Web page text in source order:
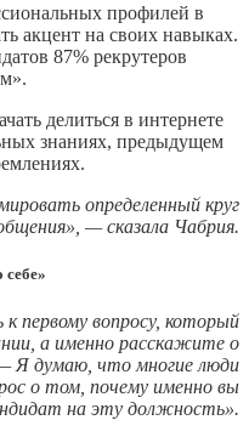
профилей в
акцент на своих навыках.
87% рекрутеров
делиться в интернете
знаниях, предыдущем
определенный круг
— сказала Чабрия.
себе»
первому вопросу, который
а именно расскажите о
Я думаю, что многие люди
о том, почему именно вы
на эту должность».